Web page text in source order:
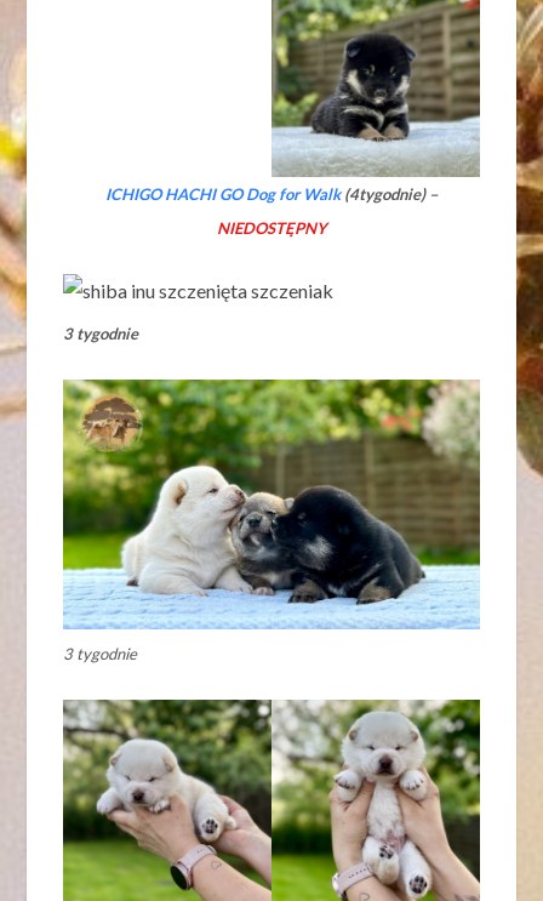
ICHIGO HACHI GO Dog for Walk(4tygodnie) –
NIEDOSTĘPNY
3 tygodnie
3 tygodnie